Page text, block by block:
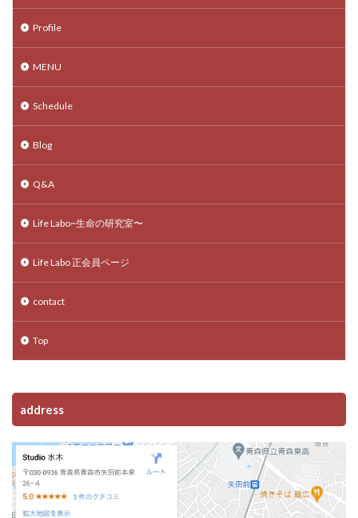
Profile
MENU
Schedule
Blog
Q&A
Life Labo~生命の研究室〜
Life Labo 正会員ページ
contact
Top
address